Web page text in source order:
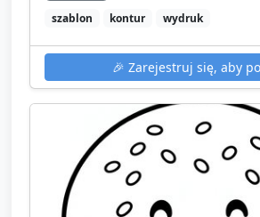
szablon
kontur wydruk
🎉 Zarejestruj się, aby